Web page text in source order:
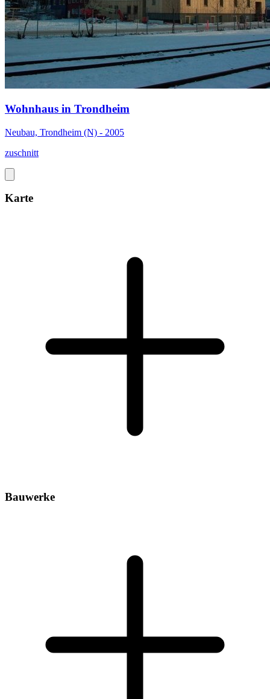
Wohnhaus in Trondheim
Neubau, Trondheim (N) - 2005
zuschnitt
Karte
Bauwerke